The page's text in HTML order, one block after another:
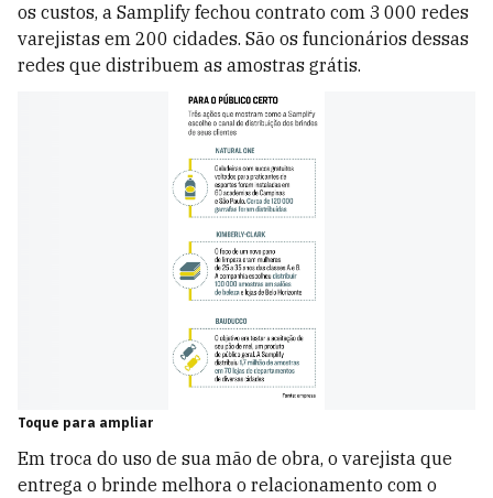
os custos, a Samplify fechou contrato com 3 000 redes
varejistas em 200 cidades. São os funcionários dessas
redes que distribuem as amostras grátis.
Toque para ampliar
Em troca do uso de sua mão de obra, o varejista que
entrega o brinde melhora o relacionamento com o